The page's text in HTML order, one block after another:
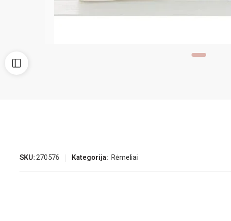
SKU:270576 Kategorija: Rėmeliai